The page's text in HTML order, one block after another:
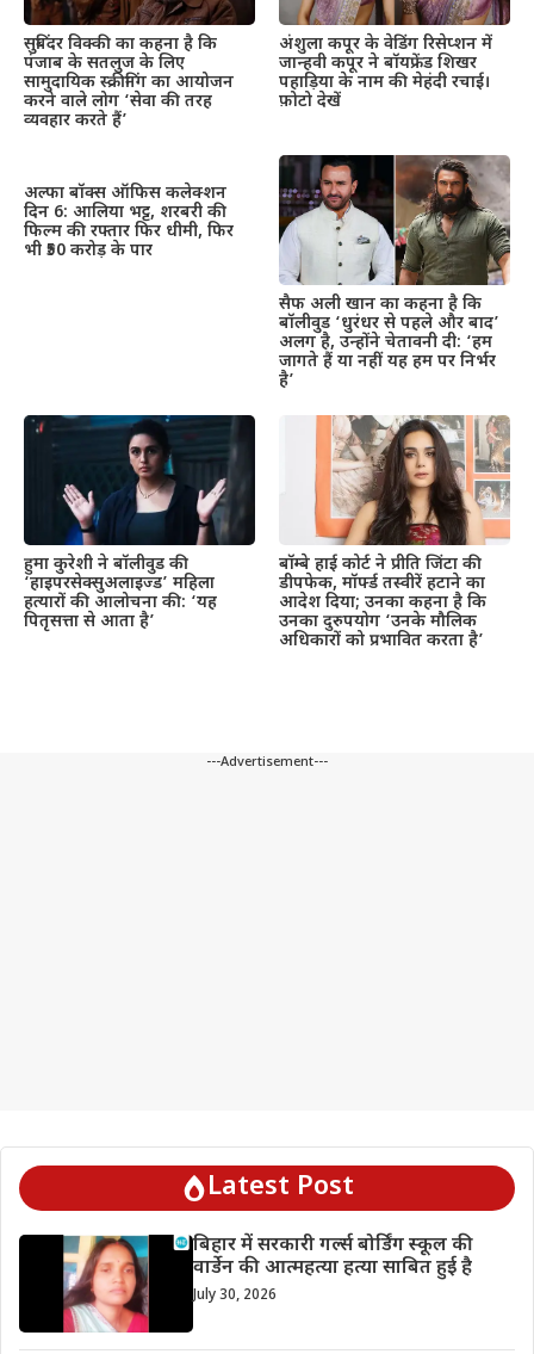
सुबिंदर विक्की का कहना है कि
पंजाब के सतलुज के लिए
सामुदायिक स्क्रीनिंग का आयोजन
करने वाले लोग ‘सेवा की तरह
व्यवहार करते हैं’
अंशुला कपूर के वेडिंग रिसेप्शन में
जान्हवी कपूर ने बॉयफ्रेंड शिखर
पहाड़िया के नाम की मेहंदी रचाई।
फ़ोटो देखें
अल्फा बॉक्स ऑफिस कलेक्शन
दिन 6: आलिया भट्ट, शरबरी की
फिल्म की रफ्तार फिर धीमी, फिर
भी ₹50 करोड़ के पार
सैफ अली खान का कहना है कि
बॉलीवुड ‘धुरंधर से पहले और बाद’
अलग है, उन्होंने चेतावनी दी: ‘हम
जागते हैं या नहीं यह हम पर निर्भर
है’
हुमा कुरेशी ने बॉलीवुड की
‘हाइपरसेक्सुअलाइज्ड’ महिला
हत्यारों की आलोचना की: ‘यह
पितृसत्ता से आता है’
बॉम्बे हाई कोर्ट ने प्रीति जिंटा की
डीपफेक, मॉर्फ्ड तस्वीरें हटाने का
आदेश दिया; उनका कहना है कि
उनका दुरुपयोग ‘उनके मौलिक
अधिकारों को प्रभावित करता है’
---Advertisement---
Latest Post
बिहार में सरकारी गर्ल्स बोर्डिंग स्कूल की
वार्डेन की आत्महत्या हत्या साबित हुई है
July 30, 2026